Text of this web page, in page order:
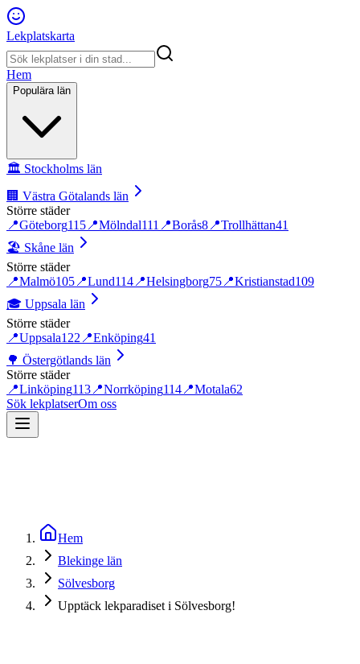
Lekplatskarta
Hem
Populära län
🏛️ Stockholms län
🏢 Västra Götalands län
Större städer
📍Göteborg115 📍Mölndal111 📍Borås8 📍Trollhättan41
🏖️ Skåne län
Större städer
📍Malmö105 📍Lund114 📍Helsingborg75 📍Kristianstad109
🎓 Uppsala län
Större städer
📍Uppsala122 📍Enköping41
🌳 Östergötlands län
Större städer
📍Linköping113 📍Norrköping114 📍Motala62
Sök lekplatserOm oss
Hem
Blekinge län
Sölvesborg
Upptäck lekparadiset i Sölvesborg!